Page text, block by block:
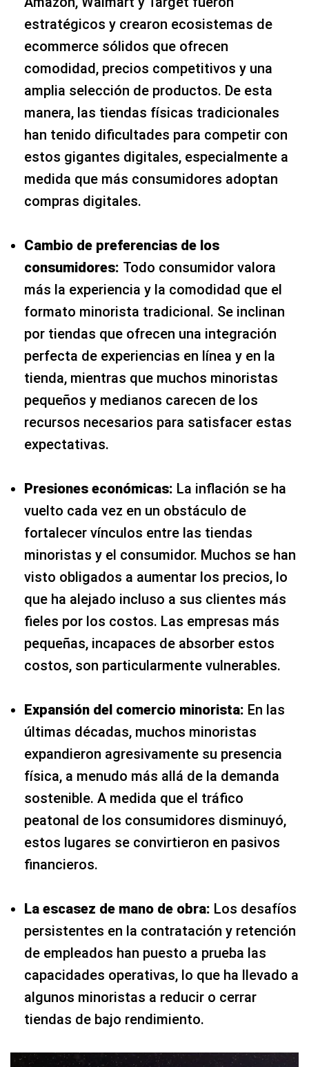
estratégicos y crearon ecosistemas de
ecommerce sólidos que ofrecen
comodidad, precios competitivos y una
amplia selección de productos. De esta
manera, las tiendas físicas tradicionales
han tenido dificultades para competir con
estos gigantes digitales, especialmente a
medida que más consumidores adoptan
compras digitales.
Cambio de preferencias de los
consumidores: Todo consumidor valora
más la experiencia y la comodidad que el
formato minorista tradicional. Se inclinan
por tiendas que ofrecen una integración
perfecta de experiencias en línea y en la
tienda, mientras que muchos minoristas
pequeños y medianos carecen de los
recursos necesarios para satisfacer estas
expectativas.
Presiones económicas: La inflación se ha
vuelto cada vez en un obstáculo de
fortalecer vínculos entre las tiendas
minoristas y el consumidor. Muchos se han
visto obligados a aumentar los precios, lo
que ha alejado incluso a sus clientes más
fieles por los costos. Las empresas más
pequeñas, incapaces de absorber estos
costos, son particularmente vulnerables.
Expansión del comercio minorista: En las
últimas décadas, muchos minoristas
expandieron agresivamente su presencia
física, a menudo más allá de la demanda
sostenible. A medida que el tráfico
peatonal de los consumidores disminuyó,
estos lugares se convirtieron en pasivos
financieros.
La escasez de mano de obra: Los desafíos
persistentes en la contratación y retención
de empleados han puesto a prueba las
capacidades operativas, lo que ha llevado a
algunos minoristas a reducir o cerrar
tiendas de bajo rendimiento.